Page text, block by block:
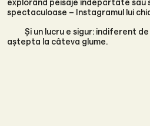
explorând peisaje îndepărtate sau
spectaculoase – Instagramul lui
Și un lucru e sigur: indiferent
aștepta la câteva glume.